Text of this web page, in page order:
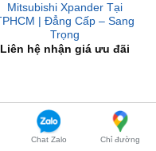
Liên hệ nhận giá ưu đãi
Chat Zalo Chỉ đường